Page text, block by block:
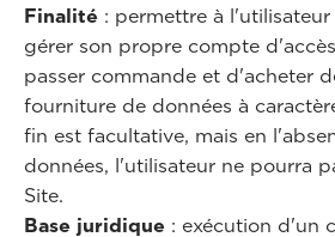
Finalité : permettre à
gérer son propre compte
passer commande et d'acheter
fourniture de données à
fin est facultative, mais en
données, l'utilisateur ne pourra
Site.
Base juridique : exécution d'un